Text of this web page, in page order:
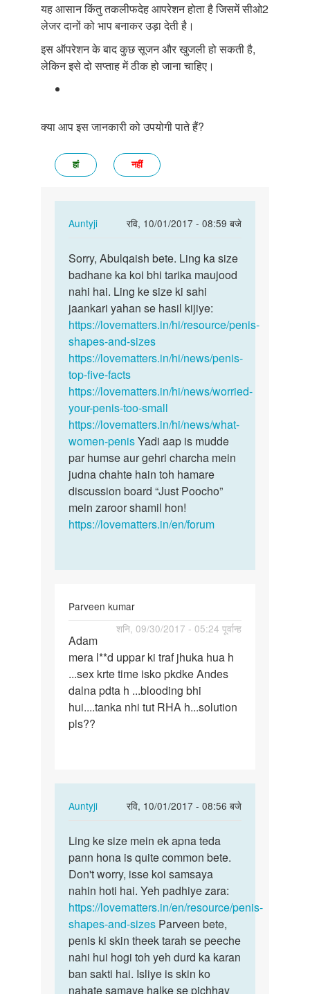
यह आसान किंतु तकलीफदेह आपरेशन होता है जिसमें सीओ2
लेजर दानों को भाप बनाकर उड़ा देती है।
इस ऑपरेशन के बाद कुछ सूजन और खुजली हो सकती है,
लेकिन इसे दो सप्ताह में ठीक हो जाना चाहिए।
क्या आप इस जानकारी को उपयोगी पाते हैं?
हां नहीं
Auntyji
रवि, 10/01/2017 - 08:59 बजे
In
to
mam
mere
ling
ka
size
kaise…
by
Abulqaish
Sorry,
Abulqaish
bete.
Ling…
Sorry, Abulqaish bete. Ling ka size
badhane ka koi bhi tarika maujood
nahi hai. Ling ke size ki sahi
jaankari yahan se hasil kijiye:
https://lovematters.in/hi/resource/penis-
shapes-and-sizes
https://lovematters.in/hi/news/penis-
top-five-facts
https://lovematters.in/hi/news/worried-
your-penis-too-small
https://lovematters.in/hi/news/what-
women-penisYadi aap is mudde
par humse aur gehri charcha mein
judna chahte hain toh hamare
discussion board “Just Poocho”
mein zaroor shamil hon!
https://lovematters.in/en/forum
Parveen kumar
शनि, 09/30/2017 - 05:24 पूर्वान्ह
Adam
mera
land
uppar
ki
traf…
Adam
mera l**d uppar ki traf jhuka hua h
...sex krte time isko pkdke Andes
dalna pdta h ...blooding bhi
hui....tanka nhi tut RHA h...solution
pls??
Auntyji
रवि, 10/01/2017 - 08:56 बजे
In
to
Adam
mera
land
uppar
ki
traf…
by
Parveen
kumar
Ling
ke
size
mein
ek
apna…
Ling ke size mein ek apna teda
pann hona is quite common bete.
Don't worry, isse koi samsaya
nahin hoti hai. Yeh padhiye zara:
https://lovematters.in/en/resource/penis-
shapes-and-sizes Parveen bete,
penis ki skin theek tarah se peeche
nahi hui hogi toh yeh durd ka karan
ban sakti hai. Isliye is skin ko
nahate samaye halke se pichhay